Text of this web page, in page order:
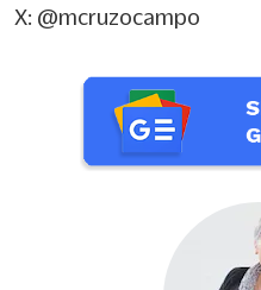
X: @mcruzocampo